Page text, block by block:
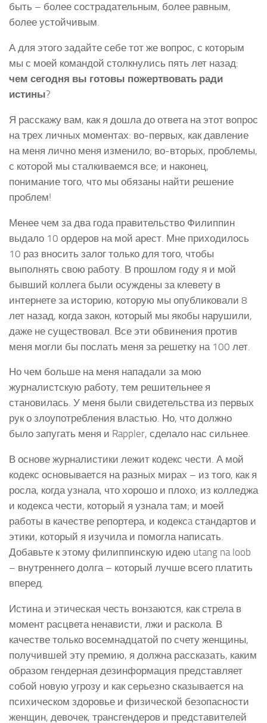
быть – более сострадательным, более равным,
более устойчивым.
А для этого задайте себе тот же вопрос, с которым
мы с моей командой столкнулись пять лет назад:
чем сегодня вы готовы пожертвовать ради
истины?
Я расскажу вам, как я дошла до ответа на этот вопрос
на трех личных моментах: во-первых, как давление
на меня лично меня изменило; во-вторых, проблемы,
с которой мы сталкиваемся все; и наконец,
понимание того, что мы обязаны найти решение
проблем!
Менее чем за два года правительство Филиппин
выдало 10 ордеров на мой арест. Мне приходилось
10 раз вносить залог только для того, чтобы
выполнять свою работу. В прошлом году я и мой
бывший коллега были осуждены за клевету в
интернете за историю, которую мы опубликовали 8
лет назад, когда закон, который мы якобы нарушили,
даже не существовал. Все эти обвинения против
меня могли бы послать меня за решетку на 100 лет.
Но чем больше на меня нападали за мою
журналистскую работу, тем решительнее я
становилась. У меня были свидетельства из первых
рук о злоупотребления властью. Но, что должно
было запугать меня и Rappler, сделало нас сильнее.
В основе журналистики лежит кодекс чести. А мой
кодекс основывается на разных мирах – из того, как я
росла, когда узнала, что хорошо и плохо; из колледжа
и кодекса чести, который я узнала там; и моей
работы в качестве репортера, и кодексa стандартов и
этики, который я изучила и помогла написать.
Добавьте к этому филиппинскую идею utang na loob
– внутреннего долга – который лучше всего платить
вперед.
Истина и этическая честь вонзаются, как стрела в
момент расцвета ненависти, лжи и раскола. В
качестве только восемнадцатой по счету женщины,
получившей эту премию, я должна рассказать, каким
образом гендерная дезинформация представляет
собой новую угрозу и как серьезно сказывается на
психическом здоровье и физической безопасности
женщин, девочек, трансгендеров и представителей